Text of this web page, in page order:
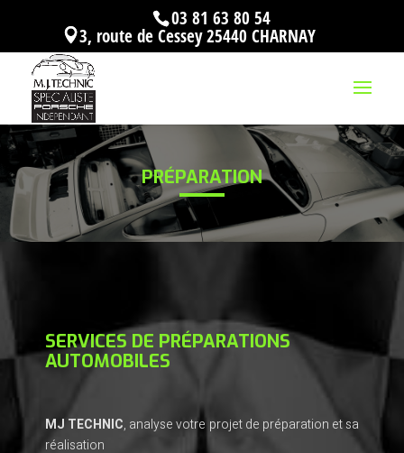
03 81 63 80 54
3, route de Cessey 25440 CHARNAY
PRÉPARATION
SERVICES DE PRÉPARATIONS
AUTOMOBILES
MJ TECHNIC, analyse votre projet de préparation et sa
réalisation